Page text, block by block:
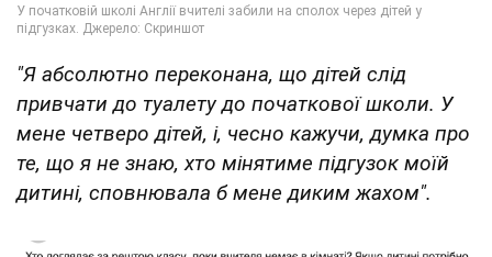
"Я абсолютно переконана, що дітей слід
привчати до туалету до початкової школи. У
мене четверо дітей, і, чесно кажучи, думка про
те, що я не знаю, хто мінятиме підгузок моїй
дитині, сповнювала б мене диким жахом".